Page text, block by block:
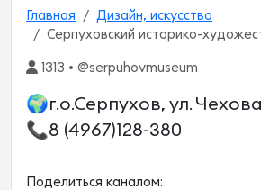
Главная
Дизайн, искусство
Серпуховский историко-
1313 • @serpuhovmuseum
🌍г.о.Серпухов, ул.
📞8 (4967)128-380
Поделиться каналом: